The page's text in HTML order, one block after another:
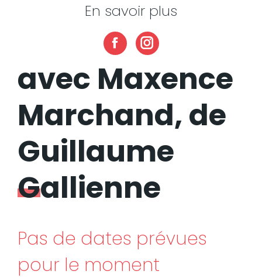
En savoir plus
Facebook
avec Maxence
Marchand, de
Guillaume
Gallienne
Pas de dates prévues
pour le moment